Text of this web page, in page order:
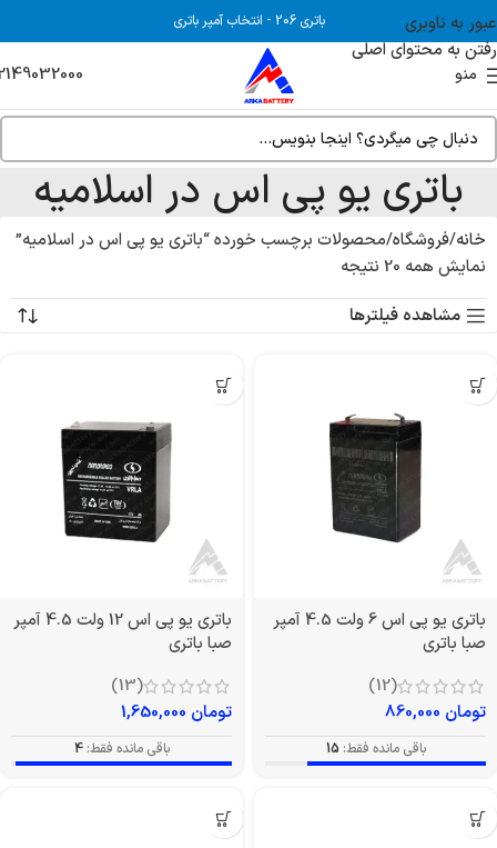
عبور به ناوبری
رفتن به محتوای اصلی
باتری 206 - انتخاب آمپر باتری
منو
باتری یو پی اس در اسلامیه
خانه فروشگاه محصولات برچسب خورده “باتری یو پی اس در اسلامیه”
نمایش همه 20 نتیجه
مشاهده فیلترها
باتری یو پی اس 6 ولت 4.5 آمپر
صبا باتری
(12)
تومان
باقی مانده فقط: 15
باتری یو پی اس 12 ولت 4.5 آمپر
صبا باتری
(13)
تومان
باقی مانده فقط: 4